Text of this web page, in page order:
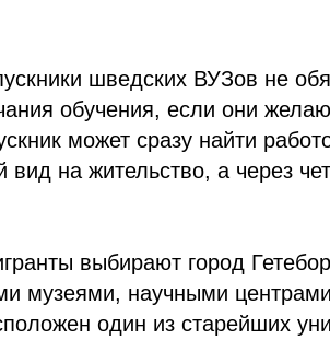
шведских ВУЗов не
обучения, если они
может сразу найти
на жительство, а через
выбирают город
музеями, научными
один из старейших